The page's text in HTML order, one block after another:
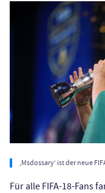
‚Msdossary‘ ist der neue
Für alle FIFA-18-Fans